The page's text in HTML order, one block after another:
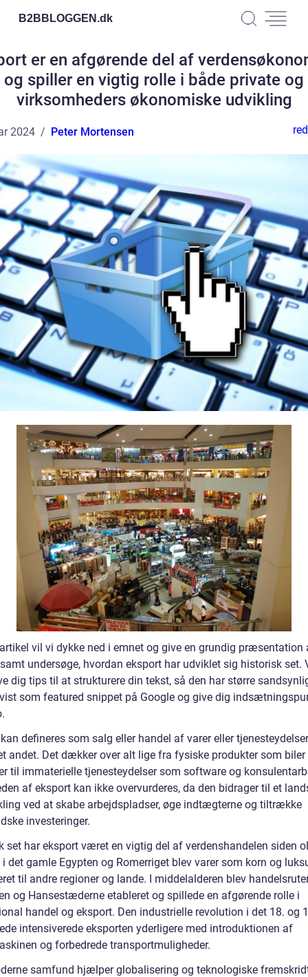
B2BBLOGGEN.dk
er en afgørende del af
og spiller en vigtig rolle i både private og
virksomheders økonomiske udvikling
2024 Peter Mortensen
vil vi dykke ned i emnet og give en grundig præsentation
undersøge, hvordan eksport har udviklet sig historisk set.
dig tips til at strukturere din tekst, så den har større
som featured snippet på Google og give dig
defineres som salg eller handel af varer eller
andet. Det dækker over alt lige fra fysiske produkter som biler
til immaterielle tjenesteydelser som software og
af eksport kan ikke overvurderes, da den bidrager til et
ved at skabe arbejdspladser, øge indtægterne og tiltrække
investeringer.
set har eksport været en vigtig del af verdenshandelen siden
i det gamle Egypten og Romerriget blev varer som korn og
til andre regioner og lande. I middelalderen blev
og Hansestæderne etableret og spillede en afgørende rolle i
handel og eksport. Den industrielle revolution i det 18. og
intensiverede eksporten yderligere med introduktionen af
og forbedrede transportmuligheder.
samfund hjælper globalisering og teknologiske